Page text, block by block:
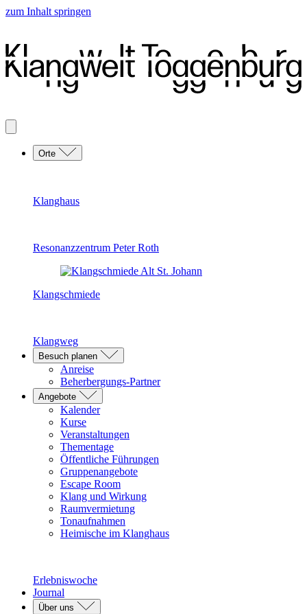
zum Inhalt springen
Orte
Klanghaus
Resonanzzentrum Peter Roth
Klangschmiede
Klangweg
Besuch planen
Anreise
Beherbergungs-Partner
Angebote
Kalender
Kurse
Veranstaltungen
Thementage
Öffentliche Führungen
Gruppenangebote
Escape Room
Klang und Wirkung
Raumvermietung
Tonaufnahmen
Heimische im Klanghaus
Erlebniswoche
Journal
Über uns